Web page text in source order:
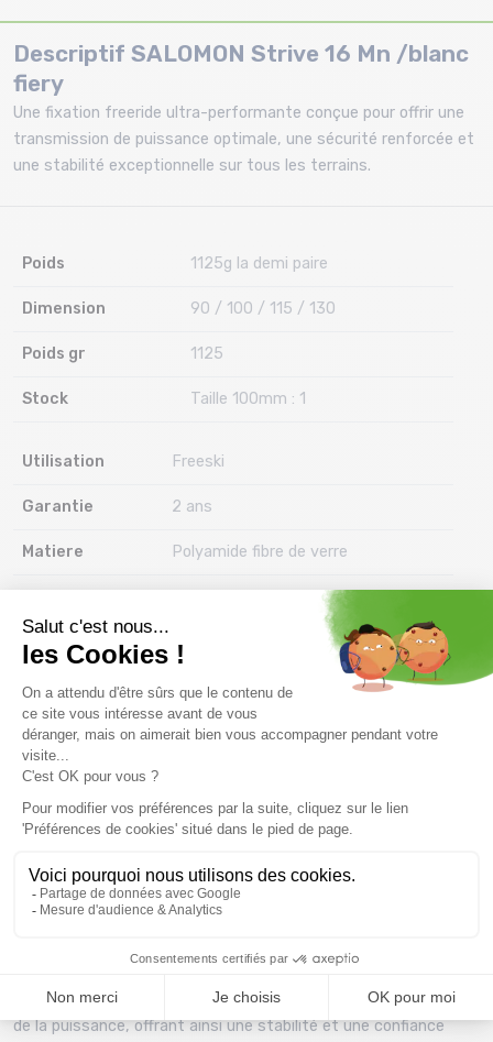
Descriptif SALOMON Strive 16 Mn /blanc
fiery
Une fixation freeride ultra-performante conçue pour offrir une
transmission de puissance optimale, une sécurité renforcée et
une stabilité exceptionnelle sur tous les terrains.
Poids 1125g la demi paire
Dimension 90 / 100 / 115 / 130
Poids gr 1125
Stock Taille 100mm : 1
Utilisation Freeski
Garantie 2 ans
Matiere Polyamide fibre de verre
Informations complémentaires
La Salomon Strive 16 est une fixation de ski haut de gamme,
pensée pour les skieurs exigeants et les pratiquants de
freeride intensif. Sa pédale avant extra-large et sa butée
basse révolutionnaire garantissent une transmission de
puissance parfaite, tandis que son design et ses technologies
assurent un niveau de sécurité maximal et une sensation de
contrôle total dans toutes les conditions.
Caractéristiques Techniques :
pédale extra-large assure une transmission latérale optimale
de la puissance, offrant ainsi une stabilité et une confiance